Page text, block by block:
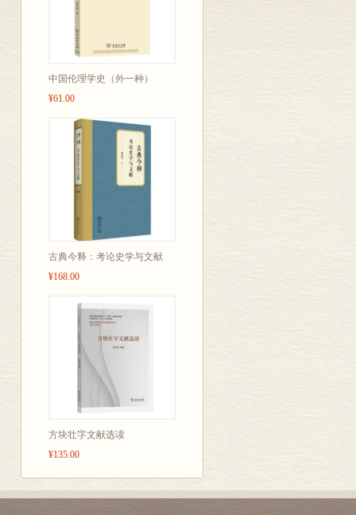
中国伦理学史（外一种）
¥61.00
古典今释：考论史学与文献
¥168.00
方块壮字文献选读
¥135.00